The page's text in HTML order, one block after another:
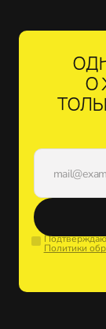
О
Политики